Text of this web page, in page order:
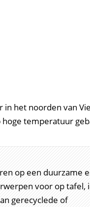
in het noorden van
temperatuur
op een duurzame
voor op tafel,
gerecyclede of